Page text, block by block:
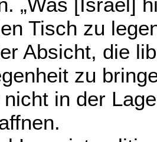
Tisch zu
Absicht, die
zu
nicht in der